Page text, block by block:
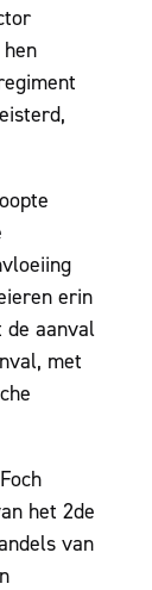
erin
de aanval
met
het 2de
van